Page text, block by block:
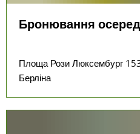
Бронювання
Площа Рози Люксембург
Берліна